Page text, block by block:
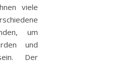
viele
um
und
Der